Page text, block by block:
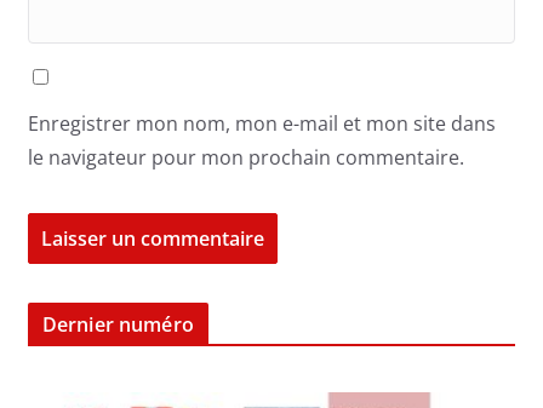
Enregistrer mon nom, mon e-mail et mon site dans
le navigateur pour mon prochain commentaire.
Dernier numéro